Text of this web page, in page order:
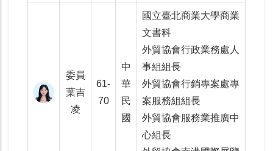
委員
葉吉
凌
61-
70
中
華
民
國
國立臺北商業大學商業
文書科
外貿協會行政業務處人
事組組長
外貿協會行銷專案處專
案服務組組長
外貿協會服務業推廣中
心組長